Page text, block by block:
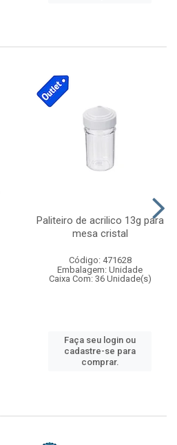
Paliteiro de acrilico 13g para
mesa cristal
Código: 471628
Embalagem: Unidade
Caixa Com: 36 Unidade(s)
Faça seu login ou
cadastre-se para
comprar.